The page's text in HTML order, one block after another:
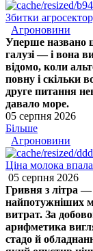
Збитки
Агроновини
Уперше названо
галузі — і вона
відомо, коли
повну і скільки
друге питання
давало море.
05 серпня 2026
Більше
Агроновини
Ціна молока
05 серпня 2026
Гривня з літра
найпотужніших
витрат. За
арифметика
стадо й